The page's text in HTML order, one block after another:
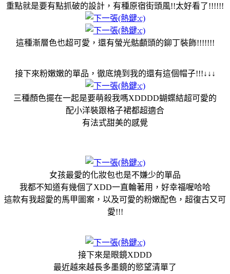
重點就是要有點抓破的設計，有種原宿街頭風!!太好看了!!!!!!
這種漸層色也超可愛，還有螢光骷顱頭的鉚丁裝飾!!!!!!!
接下來粉嫩嫩的單品，徹底燒到我的還有這個帽子!!!↓↓↓
三種顏色擺在一起是要萌殺我嗎XDDDD蝴蝶結超可愛的
配小洋裝跟格子裙都超適合
有法式甜美的感覺
女孩最愛的化妝包也是不嫌少的單品
我都不知道有幾個了XDD一直輪著用，好幸福喔哈哈
這款有我超愛的馬甲圖案，以及可愛的粉嫩配色，超復古又可
愛!!!
接下來是眼鏡XDDD
最近越來越長多墨鏡的慾望清單了